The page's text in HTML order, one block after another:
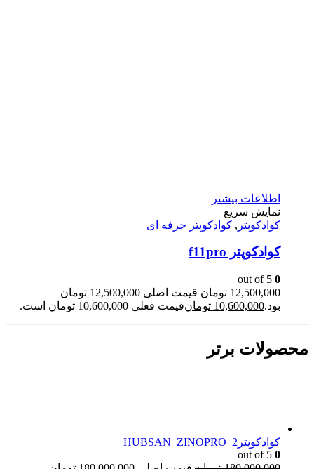
اطلاعات بیشتر
نمایش سریع
کوادکوپتر , کوادکوپتر حرفه ای
کوادکوپتر f11pro
0
12,500,000 تومان
قیمت اصلی 12,500,000 تومان
بود.10,600,000 تومانقیمت فعلی 10,600,000 تومان است.
محصولات برتر
کوادکوپترHUBSAN_ZINOPRO_2
0